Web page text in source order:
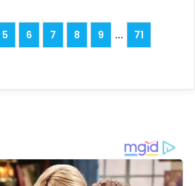
5 6 7 8 9 ...
71